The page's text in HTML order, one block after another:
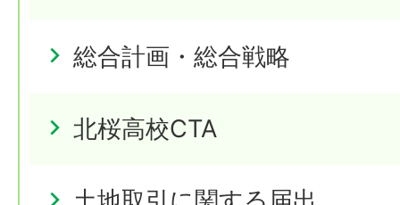
総合計画・総合戦略
北桜高校CTA